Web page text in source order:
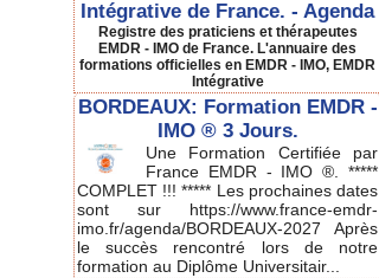
Intégrative de France. - Agenda
Registre des praticiens et thérapeutes
EMDR - IMO de France. L'annuaire des
formations officielles en EMDR - IMO, EMDR
Intégrative
BORDEAUX: Formation EMDR -
IMO ® 3 Jours.
Une Formation Certifiée par
France EMDR - IMO ®. *****
COMPLET !!! ***** Les prochaines dates
sont sur https://www.france-emdr-
imo.fr/agenda/BORDEAUX-2027 Après
le succès rencontré lors de notre
formation au Diplôme Universitair...